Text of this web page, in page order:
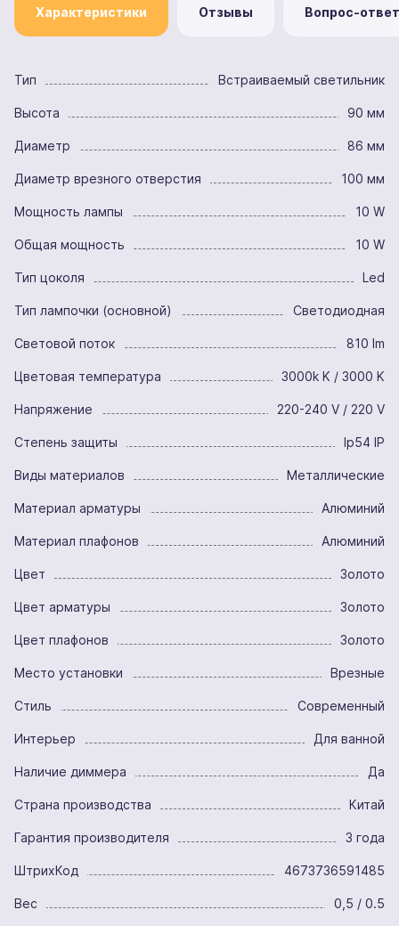
Характеристики Отзывы Вопрос-ответ
Тип Встраиваемый светильник
Высота 90 мм
Диаметр 86 мм
Диаметр врезного отверстия 100 мм
Мощность лампы 10 W
Общая мощность 10 W
Тип цоколя Led
Тип лампочки (основной) Светодиодная
Световой поток 810 lm
Цветовая температура 3000k K / 3000 K
Напряжение 220-240 V / 220 V
Степень защиты Ip54 IP
Виды материалов Металлические
Материал арматуры Алюминий
Материал плафонов Алюминий
Цвет Золото
Цвет арматуры Золото
Цвет плафонов Золото
Место установки Врезные
Стиль Современный
Интерьер Для ванной
Наличие диммера Да
Страна производства Китай
Гарантия производителя 3 года
ШтрихКод 4673736591485
Вес 0,5 / 0.5